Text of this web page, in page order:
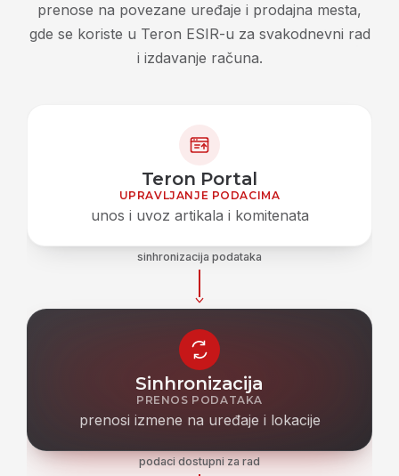
prenose na povezane uređaje i prodajna mesta,
gde se koriste u Teron ESIR-u za svakodnevni rad
i izdavanje računa.
Teron Portal
UPRAVLJANJE PODACIMA
unos i uvoz artikala i komitenata
sinhronizacija podataka
Sinhronizacija
PRENOS PODATAKA
prenosi izmene na uređaje i lokacije
podaci dostupni za rad